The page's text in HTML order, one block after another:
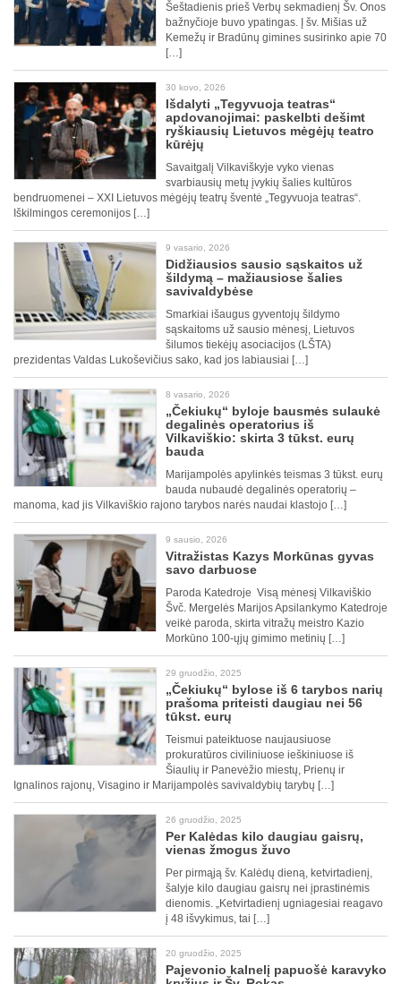
Šeštadienis prieš Verbų sekmadienį Šv. Onos
bažnyčioje buvo ypatingas. Į šv. Mišias už
Kemežų ir Bradūnų gimines susirinko apie 70
[…]
30 kovo, 2026
Išdalyti „Tegyvuoja teatras“
apdovanojimai: paskelbti dešimt
ryškiausių Lietuvos mėgėjų teatro
kūrėjų
Savaitgalį Vilkaviškyje vyko vienas
svarbiausių metų įvykių šalies kultūros
bendruomenei – XXI Lietuvos mėgėjų teatrų šventė „Tegyvuoja teatras“.
Iškilmingos ceremonijos […]
9 vasario, 2026
Didžiausios sausio sąskaitos už
šildymą – mažiausiose šalies
savivaldybėse
Smarkiai išaugus gyventojų šildymo
sąskaitoms už sausio mėnesį, Lietuvos
šilumos tiekėjų asociacijos (LŠTA)
prezidentas Valdas Lukoševičius sako, kad jos labiausiai […]
8 vasario, 2026
„Čekiukų“ byloje bausmės sulaukė
degalinės operatorius iš
Vilkaviškio: skirta 3 tūkst. eurų
bauda
Marijampolės apylinkės teismas 3 tūkst. eurų
bauda nubaudė degalinės operatorių –
manoma, kad jis Vilkaviškio rajono tarybos narės naudai klastojo […]
9 sausio, 2026
Vitražistas Kazys Morkūnas gyvas
savo darbuose
Paroda Katedroje Visą mėnesį Vilkaviškio
Švč. Mergelės Marijos Apsilankymo Katedroje
veikė paroda, skirta vitražų meistro Kazio
Morkūno 100-ųjų gimimo metinių […]
29 gruodžio, 2025
„Čekiukų“ bylose iš 6 tarybos narių
prašoma priteisti daugiau nei 56
tūkst. eurų
Teismui pateiktuose naujausiuose
prokuratūros civiliniuose ieškiniuose iš
Šiaulių ir Panevėžio miestų, Prienų ir
Ignalinos rajonų, Visagino ir Marijampolės savivaldybių tarybų […]
26 gruodžio, 2025
Per Kalėdas kilo daugiau gaisrų,
vienas žmogus žuvo
Per pirmąją šv. Kalėdų dieną, ketvirtadienį,
šalyje kilo daugiau gaisrų nei įprastinėmis
dienomis. „Ketvirtadienį ugniagesiai reagavo
į 48 išvykimus, tai […]
20 gruodžio, 2025
Pajevonio kalnelį papuošė karavyko